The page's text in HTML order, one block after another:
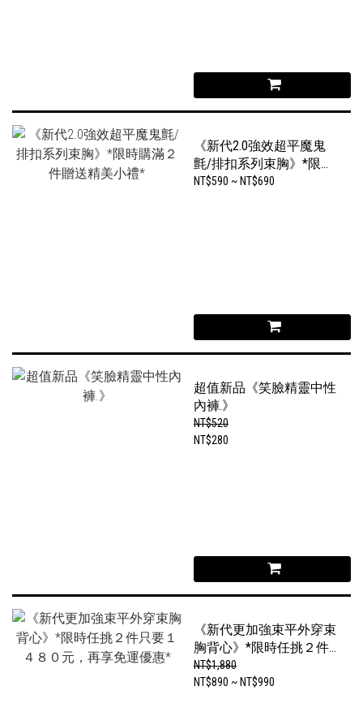
《新代2.0強效超平魔鬼
氈/排扣系列束胸》*限時
購滿２件贈送精美小禮*
NT$590 ~ NT$690
超值新品《笑臉精靈中性
內褲.》
NT$520
NT$280
《新代更加強束平外穿束
胸背心》*限時任挑２件
只要１４８０元，再享免
運優惠*
NT$1,880
NT$890 ~ NT$990